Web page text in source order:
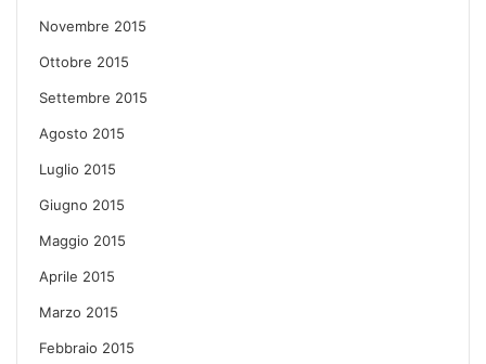
Novembre 2015
Ottobre 2015
Settembre 2015
Agosto 2015
Luglio 2015
Giugno 2015
Maggio 2015
Aprile 2015
Marzo 2015
Febbraio 2015